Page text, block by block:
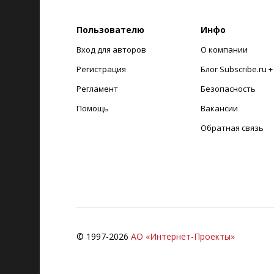
Пользователю
Вход для авторов
Регистрация
Регламент
Помощь
Инфо
О компании
Блог Subscribe.ru +
Безопасность
Вакансии
Обратная связь
© 1997-2026 АО «Интернет-Проекты»